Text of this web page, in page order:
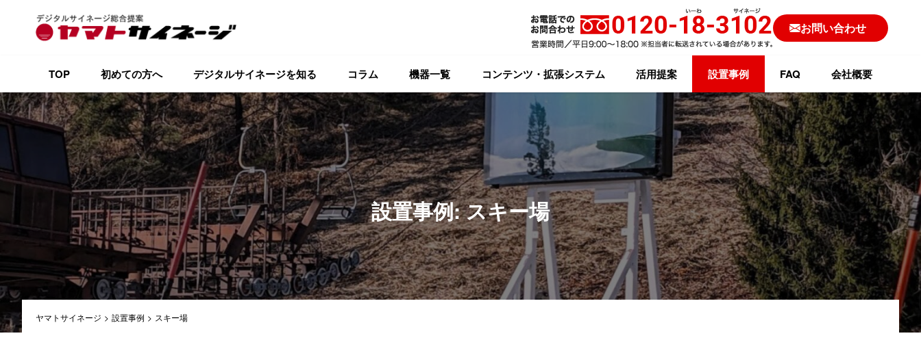
お問い合わせ
TOP 初めての方へ デジタルサイネージを知る コラム 機器一覧 コンテンツ・拡張システム 活用提案 設置事例 FAQ 会社概要
設置事例: スキー場
ヤマトサイネージ > 設置事例 > スキー場